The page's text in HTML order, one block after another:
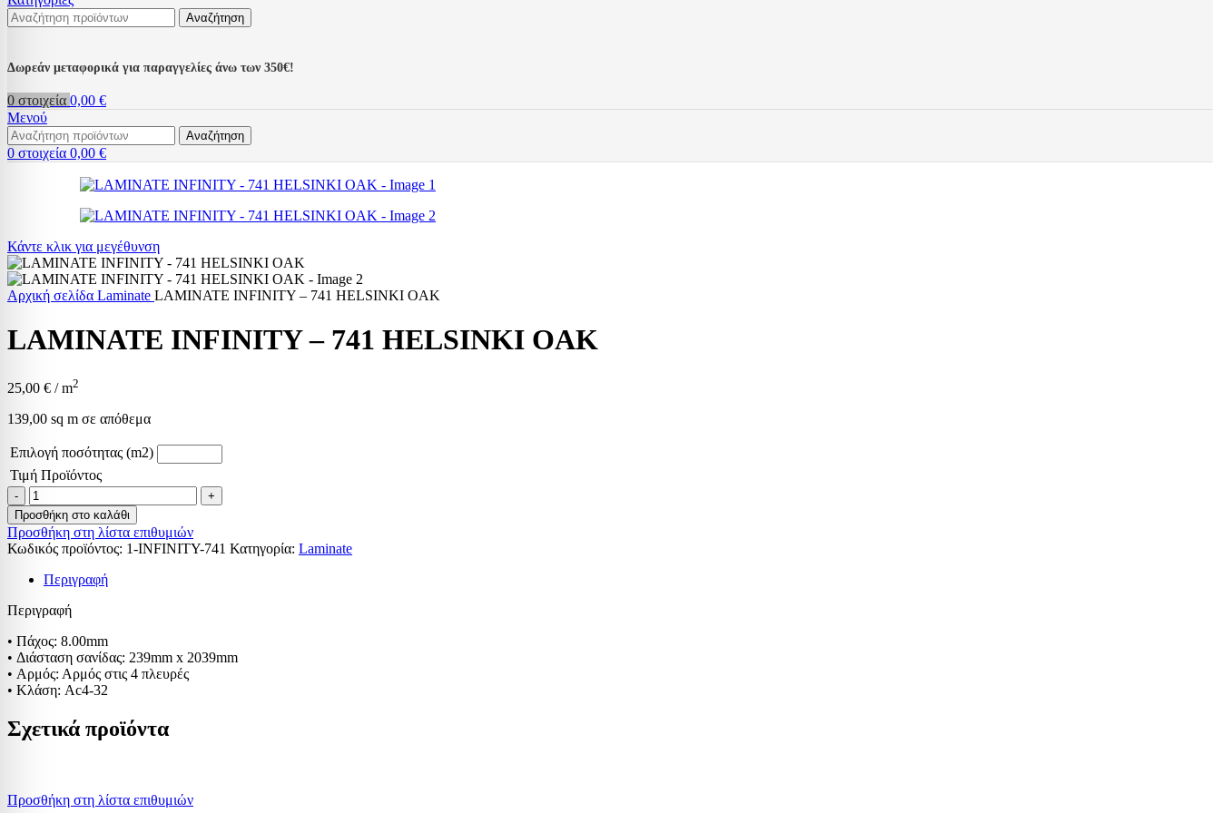
Αναζήτηση
Δωρεάν μεταφορικά για παραγγελίες άνω των 350€!
0 στοιχεία 0,00 €
Μενού
Αναζήτηση
0 στοιχεία 0,00 €
Κάντε κλικ για μεγέθυνση
Αρχική σελίδα Laminate LAMINATE INFINITY – 741 HELSINKI OAK
LAMINATE INFINITY – 741 HELSINKI OAK
25,00 € / m2
139,00 sq m σε απόθεμα
Επιλογή ποσότητας (m2)
Τιμή Προϊόντος
Προσθήκη στο καλάθι
Προσθήκη στη λίστα επιθυμιών
Κωδικός προϊόντος: 1-INFINITY-741 Κατηγορία: Laminate
Περιγραφή
Περιγραφή
• Πάχος: 8.00mm
• Διάσταση σανίδας: 239mm x 2039mm
• Αρμός: Αρμός στις 4 πλευρές
• Κλάση: Ac4-32
Σχετικά προϊόντα
Προσθήκη στη λίστα επιθυμιών